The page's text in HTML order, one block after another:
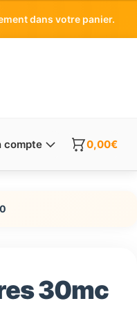
dans votre panier.
compte 0,00€
30mc